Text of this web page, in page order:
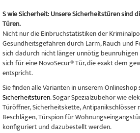
S wie Sicherheit: Unsere Sicherheitstüren sind
Türen.
Nicht nur die Einbruchstatistiken der
Gesundheitsgefahren durch Lärm, Rauch und
sich dadurch nicht länger unnötig beunruhigen
sich für eine NovoSecur® Tür, die exakt dem
entspricht.
Sie finden alle Varianten in unserem
Sicherheitstüren. Sogar Spezialzubehör wie
Türöffner,Sicherheitskette,Antipanikschlösser
Beschlägen,Türspion für
konfiguriert und dazubestellt werden.